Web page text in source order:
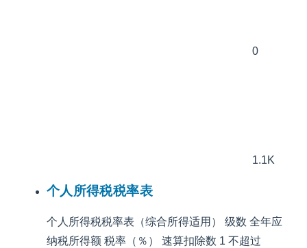
0
1.1K
个人所得税税率表
个人所得税税率表（综合所得适用） 级数 全年应
纳税所得额 税率（％） 速算扣除数 1 不超过